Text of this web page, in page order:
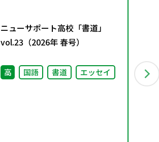
ニューサポート高校「書道」
vol.23（2026年 春号）
高 国語 書道 エッセイ